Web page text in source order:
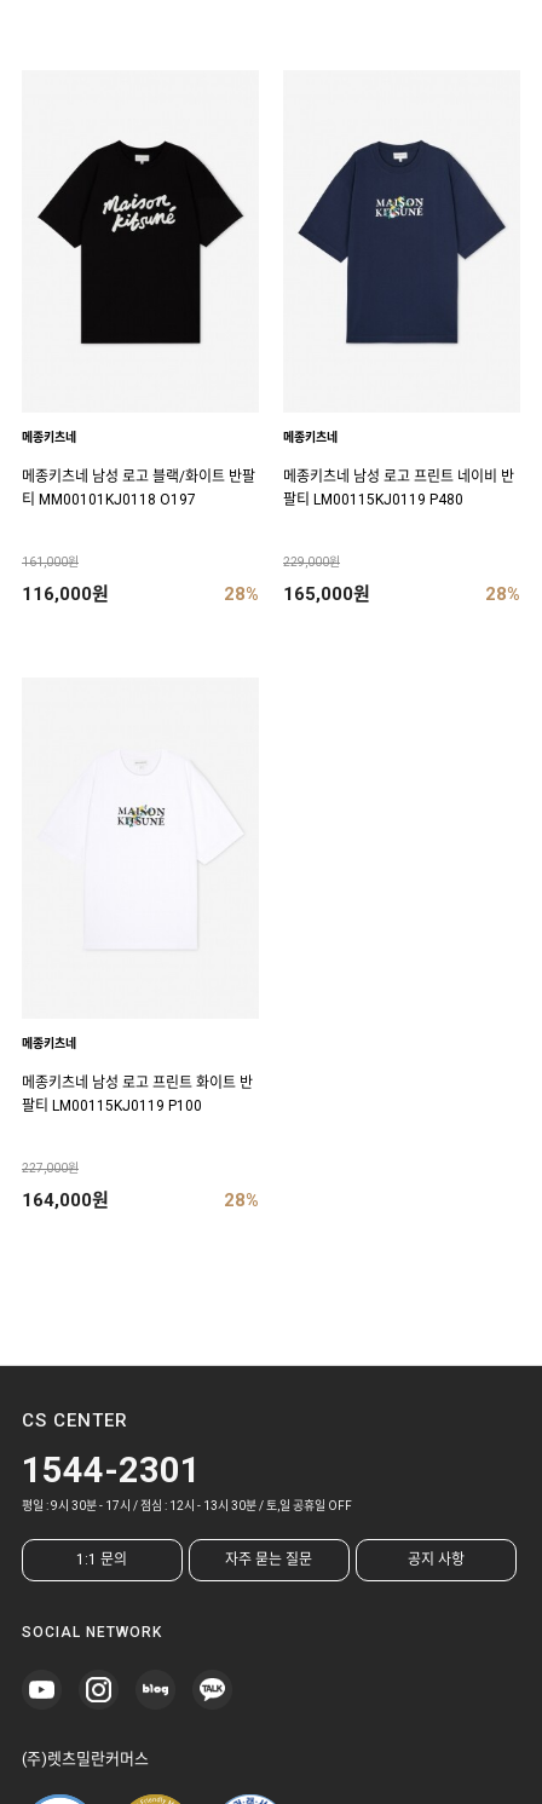
메종키츠네
메종키츠네 남성 로고 블랙/화이트 반팔
티 MM00101KJ0118 O197
161,000원
116,000원 28%
메종키츠네
메종키츠네 남성 로고 프린트 네이비 반
팔티 LM00115KJ0119 P480
229,000원
165,000원 28%
메종키츠네
메종키츠네 남성 로고 프린트 화이트 반
팔티 LM00115KJ0119 P100
227,000원
164,000원 28%
CS CENTER
1544-2301
평일 : 9시 30분 - 17시 / 점심 : 12시 - 13시 30분 / 토,일 공휴일 OFF
1:1 문의 자주 묻는 질문 공지 사항
SOCIAL NETWORK
(주)렛츠밀란커머스